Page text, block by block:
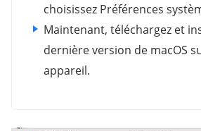
choisissez Préférences
Maintenant, téléchargez et
dernière version de macOS
appareil.